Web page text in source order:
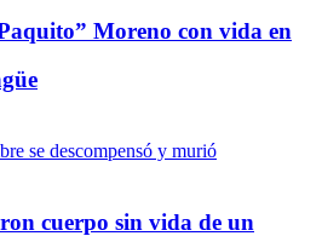
Moreno con vida en
cuerpo sin vida de un